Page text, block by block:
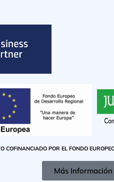
COFINANCIADO POR EL FONDO
Más Información